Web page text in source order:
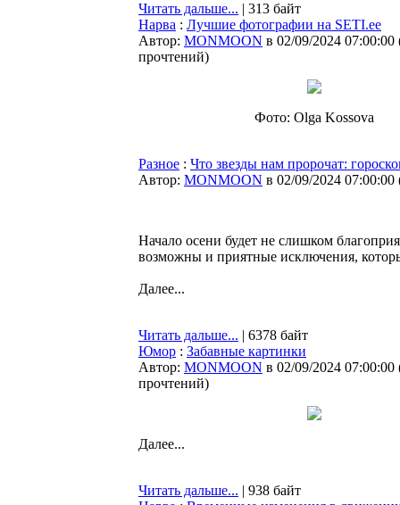
Читать дальше... | 313 байт
Нарва : Лучшие фотографии на SETI.ee
Автор: MONMOON в 02/09/2024 07:00:00
прочтений)
Фото: Olga Kossova
Разное : Что звезды нам пророчат:
Автор: MONMOON в 02/09/2024 07:00:00
Начало осени будет не слишком
возможны и приятные исключения,
Далее...
Читать дальше... | 6378 байт
Юмор : Забавные картинки
Автор: MONMOON в 02/09/2024 07:00:00
прочтений)
Далее...
Читать дальше... | 938 байт